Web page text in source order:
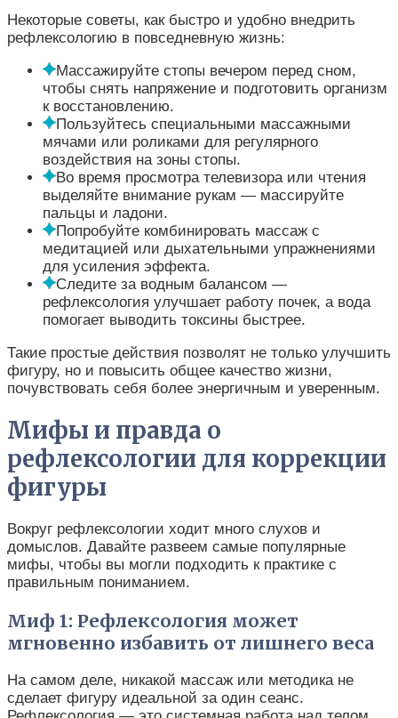
Некоторые советы, как быстро и удобно внедрить
рефлексологию в повседневную жизнь:
Массажируйте стопы вечером перед сном,
чтобы снять напряжение и подготовить организм
к восстановлению.
Пользуйтесь специальными массажными
мячами или роликами для регулярного
воздействия на зоны стопы.
Во время просмотра телевизора или чтения
выделяйте внимание рукам — массируйте
пальцы и ладони.
Попробуйте комбинировать массаж с
медитацией или дыхательными упражнениями
для усиления эффекта.
Следите за водным балансом —
рефлексология улучшает работу почек, а вода
помогает выводить токсины быстрее.
Такие простые действия позволят не только улучшить
фигуру, но и повысить общее качество жизни,
почувствовать себя более энергичным и уверенным.
Мифы и правда о
рефлексологии для коррекции
фигуры
Вокруг рефлексологии ходит много слухов и
домыслов. Давайте развеем самые популярные
мифы, чтобы вы могли подходить к практике с
правильным пониманием.
Миф 1: Рефлексология может
мгновенно избавить от лишнего веса
На самом деле, никакой массаж или методика не
сделает фигуру идеальной за один сеанс.